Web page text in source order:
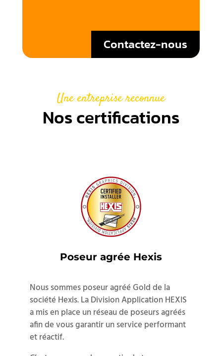
Contactez-nous
Une entreprise reconnue
Nos certifications
Poseur agrée Hexis
Nous sommes poseur agréé Gold de la
société Hexis. La Division Application HEXIS
a mis en place un réseau de poseurs agréés
afin de vous garantir un service performant
et réactif.